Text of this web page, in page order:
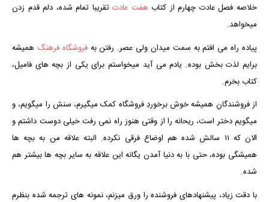
خلاصه فصل عادت چهارم از کتاب هفت عادتتقریبا تمام شده، دلم قدم زدن
میخواهد.
پیاده راه می افتم به سمت میدان ولی عصر. رفتن بهفروشگاه فرهنگ همیشه
برایم لذت بخش بوده. یادم می آید میخواستم برای یکی از بچه های فامیل،
کتاب بخرم.
از فروشندگانِ همیشه خوش برخوردِ فروشگاه کمک میگیرم، سنش را میگویم، و
میگویم دختر است، ریحانه را از وقتی هنوز راه نمی رفت خیلی دوست داشتم و
الان که ۱۱ سالش شده هم اوضاع فرقی نکرده. البته علاقه من به بچه ها
همیشگی بوده، حتی با به دنیا آمدن یگانه این علاقه به سایر بچه ها بیشتر هم
شده.
با دقت زیاد، پیشنهادهای فروشنده را ورق میزنم، نمونه های ترجمه شده بنظرم